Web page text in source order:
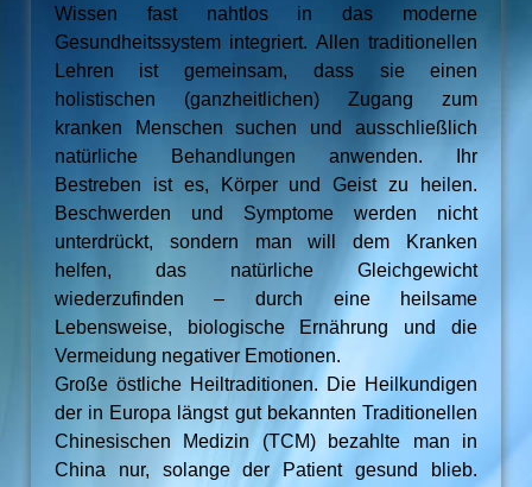
Wissen fast nahtlos in das moderne
Gesundheitssystem integriert. Allen traditionellen
Lehren ist gemeinsam, dass sie einen
holistischen (ganzheitlichen) Zugang zum
kranken Menschen suchen und ausschließlich
natürliche Behandlungen anwenden. Ihr
Bestreben ist es, Körper und Geist zu heilen.
Beschwerden und Symptome werden nicht
unterdrückt, sondern man will dem Kranken
helfen, das natürliche Gleichgewicht
wiederzufinden – durch eine heilsame
Lebensweise, biologische Ernährung und die
Vermeidung negativer Emotionen.
Große östliche Heiltraditionen. Die Heilkundigen
der in Europa längst gut bekannten Traditionellen
Chinesischen Medizin (TCM) bezahlte man in
China nur, solange der Patient gesund blieb.